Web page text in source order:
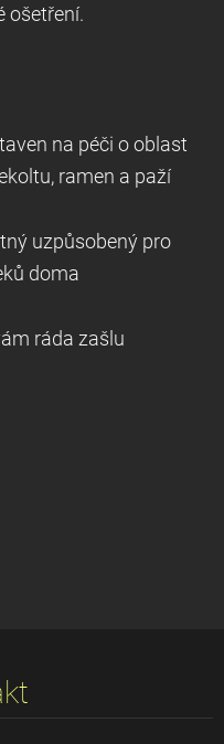
ošetření.
na péči o oblast
ramen a paží
uzpůsobený pro
doma
ráda zašlu